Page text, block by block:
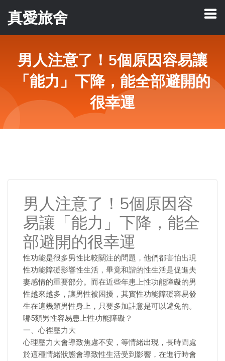
真愛旅舍
男人注意了！5個原因容易讓
「能力」下降，能全部避開的
很幸運
男人注意了！5個原因容
易讓「能力」下降，能全
部避開的很幸運
性功能是很多男性比較關注的問題，他們都害怕出現
性功能障礙影響性生活，畢竟和諧的性生活是促進夫
妻感情的重要部分。而在近些年患上性功能障礙的男
性越來越多，讓男性被困擾，其實性功能障礙容易發
生在這幾類男性身上，只要多加註意是可以避免的。
哪5類男性容易患上性功能障礙？
一、心裡壓力大
心理壓力大會導致焦慮不安，等情緒出現，長時間處
於這種情緒狀態會導致性生活受到影響，在進行時會